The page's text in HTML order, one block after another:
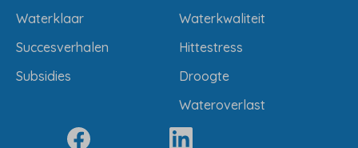
Waterklaar
Succesverhalen
Subsidies
Waterkwaliteit
Hittestress
Droogte
Wateroverlast
Volg ons(Opent in een nieuw tabblad)
(Opent in een nieuw tabblad)
(Opent in een nieuw tabblad)